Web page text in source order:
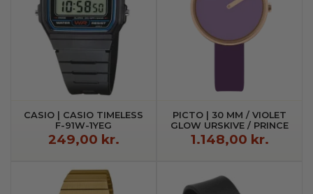
CASIO | CASIO TIMELESS
F-91W-1YEG
249,00 kr.
PICTO | 30 MM / VIOLET
GLOW URSKIVE / PRINCE
LILLA SILIKONEREM
1.148,00 kr.